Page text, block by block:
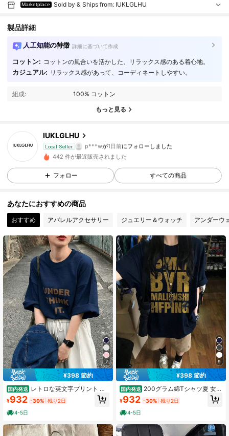
Marketplace Sold by & Ships from: IUKLGLHU
製品詳細
人工知能の特徴 詳細に基づいて作成
コットン: コットンの風合いを活かした、リラックス感のある着心地。
カジュアル: リラックス感があって、コーディネートしやすい。
組成: 100% コットン
もっと見る
IUKLGLHU
Local Seller
4.27 10 フォロワー
p***wが1日前にフォローしました
4.27
10 フォロワー
10 フォロワー
4.27
4.27 10 フォロワー
4.27 10 フォロワー
4.27 10 フォロワー
4.27 10 フォロワー
442 件が最近販売されました
フォロー すべての商品
あなたにおすすめの商品
おすすめ アパレルアクセサリー ジュエリー＆ウォッチ アンダーウ
7
¥398 節約
国内発送 レトロな英文字プリント 藏
青色 半袖 Tシャツ 100%綿 レディー
ス 日常着 ゆったりカット、国内発
送、女性用服、夏服、新作、レディ
ース半袖Tシャツ1枚、無地デザイ
ン、通常の長さ、綿素材使用で快
適、洗濯機可。
¥932 -30% 残り2日
4-5日
9
¥398 節約
国内発送 200グラム綿Tシャツ夏 女性
の新しい半袖プリントパターンルー
ズラウンドネック小さなシャツのト
ップス
¥932 -30% 残り2日
4-5日